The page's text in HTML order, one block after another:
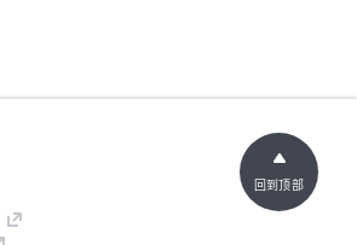
回到顶部